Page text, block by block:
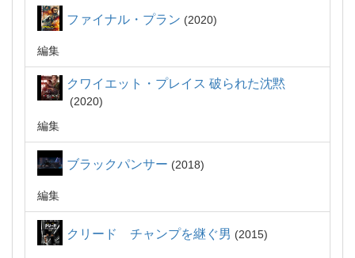
ファイナル・プラン 2020
編集
クワイエット・プレイス 破られた沈黙
2020
編集
ブラックパンサー 2018
編集
クリード チャンプを継ぐ男 2015